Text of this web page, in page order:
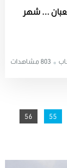
... شهر
803 مشاهدات
You're on page
55
56